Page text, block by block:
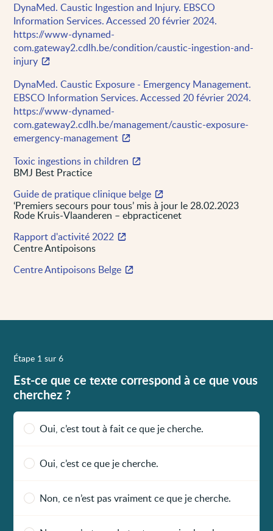
DynaMed. Caustic Ingestion and Injury. EBSCO
Information Services. Accessed 20 février 2024.
https://www-dynamed-
com.gateway2.cdlh.be/condition/caustic-ingestion-and-
injury
DynaMed. Caustic Exposure - Emergency Management.
EBSCO Information Services. Accessed 20 février 2024.
https://www-dynamed-
com.gateway2.cdlh.be/management/caustic-exposure-
emergency-management
Toxic ingestions in children
BMJ Best Practice
Guide de pratique clinique belge
‘Premiers secours pour tous’ mis à jour le 28.02.2023
Rode Kruis-Vlaanderen – ebpracticenet
Rapport d'activité 2022
Centre Antipoisons
Centre Antipoisons Belge
Étape 1 sur 6
Est-ce que ce texte correspond à ce que vous
cherchez ?
Oui, c’est tout à fait ce que je cherche.
Oui, c’est ce que je cherche.
Non, ce n’est pas vraiment ce que je cherche.